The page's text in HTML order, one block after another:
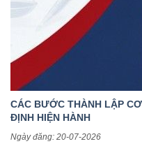
CÁC BƯỚC THÀNH LẬP
ĐỊNH HIỆN HÀNH
Ngày đăng: 20-07-2026